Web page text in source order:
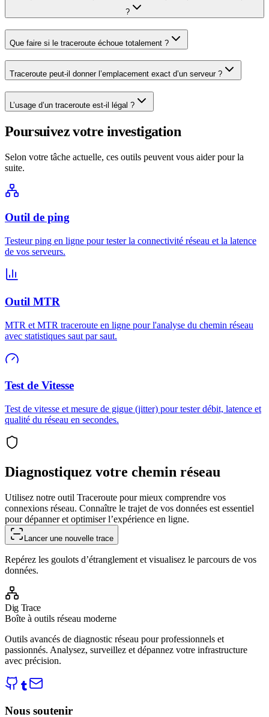
?
Que faire si le traceroute échoue totalement ?
Traceroute peut‑il donner l’emplacement exact d’un serveur ?
L’usage d’un traceroute est‑il légal ?
Poursuivez votre investigation
Selon votre tâche actuelle, ces outils peuvent vous aider pour la
suite.
Outil de ping
Testeur ping en ligne pour tester la connectivité réseau et la latence
de vos serveurs.
Outil MTR
MTR et MTR traceroute en ligne pour l'analyse du chemin réseau
avec statistiques saut par saut.
Test de Vitesse
Test de vitesse et mesure de gigue (jitter) pour tester débit, latence et
qualité du réseau en secondes.
Diagnostiquez votre chemin réseau
Utilisez notre outil Traceroute pour mieux comprendre vos
connexions réseau. Connaître le trajet de vos données est essentiel
pour dépanner et optimiser l’expérience en ligne.
Lancer une nouvelle trace
Repérez les goulots d’étranglement et visualisez le parcours de vos
données.
Dig Trace
Boîte à outils réseau moderne
Outils avancés de diagnostic réseau pour professionnels et
passionnés. Analysez, surveillez et dépannez votre infrastructure
avec précision.
Nous soutenir